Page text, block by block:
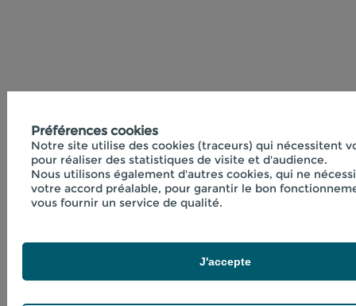
Préférences cookies
Notre site utilise des cookies (traceurs) qui nécessitent
pour réaliser des statistiques de visite et d'audience.
Nous utilisons également d'autres cookies, qui ne
votre accord préalable, pour garantir le bon
vous fournir un service de qualité.
J'accepte